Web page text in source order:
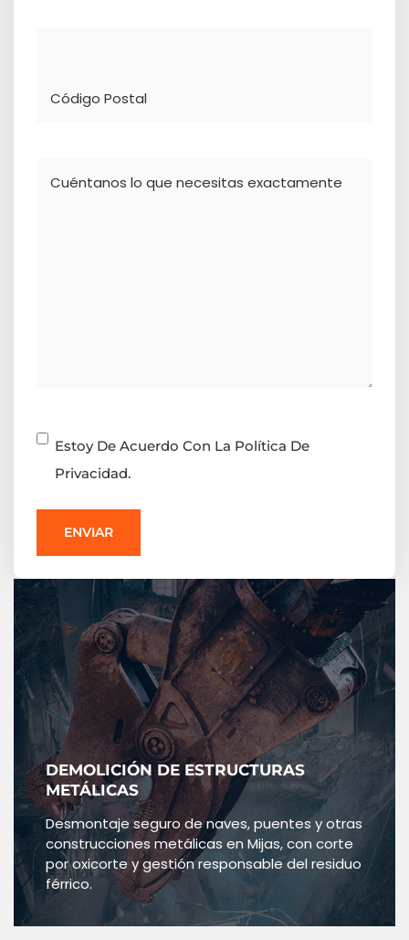
Consentimiento
Estoy De Acuerdo Con La Política De
Privacidad.
DEMOLICIÓN DE ESTRUCTURAS
METÁLICAS
Desmontaje seguro de naves, puentes y otras
construcciones metálicas en Mijas, con corte
por oxicorte y gestión responsable del residuo
férrico.